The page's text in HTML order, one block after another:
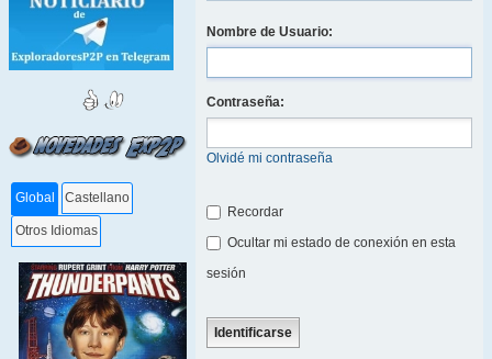
Global Castellano
Otros Idiomas
Nombre de Usuario:
Contraseña:
Olvidé mi contraseña
Recordar
Ocultar mi estado de conexión en esta
sesión